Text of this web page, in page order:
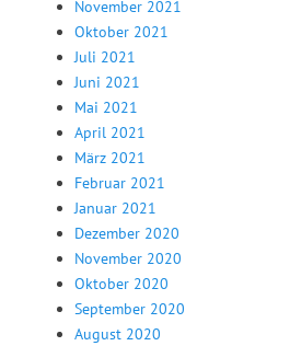
November 2021
Oktober 2021
Juli 2021
Juni 2021
Mai 2021
April 2021
März 2021
Februar 2021
Januar 2021
Dezember 2020
November 2020
Oktober 2020
September 2020
August 2020